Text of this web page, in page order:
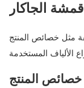
الجاكار
مثل خصائص المنتج